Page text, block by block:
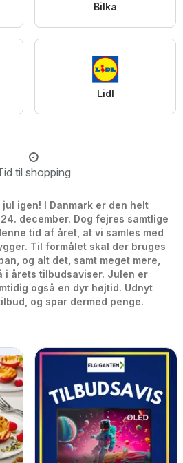
Bilka
Lidl
til shopping
igen! I Danmark er den helt
december. Dog fejres samtlige
tid af året, at vi samles med
Til formålet skal der bruges
og alt det, samt meget mere,
i årets tilbudsaviser. Julen er
også en dyr højtid. Udnyt
og spar dermed penge.